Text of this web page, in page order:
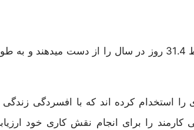
با توجه به علائم افسردگی، منطقی است که وقتی کارکنان مبتلا به افسردگی هستند، به طور متوسط 31.4 روز در سال را
استخدام کرده اند که با افسردگی زندگی
کارمند را برای انجام نقش کاری خود